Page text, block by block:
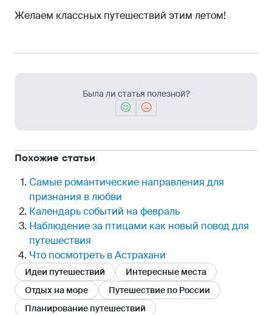
Желаем классных путешествий этим летом!
Была ли статья полезной?
Похожие статьи
Самые романтические направления для
признания в любви
Календарь событий на февраль
Наблюдение за птицами как новый повод для
путешествия
Что посмотреть в Астрахани
Идеи путешествий
Интересные места
Отдых на море
Путешествие по России
Планирование путешествий